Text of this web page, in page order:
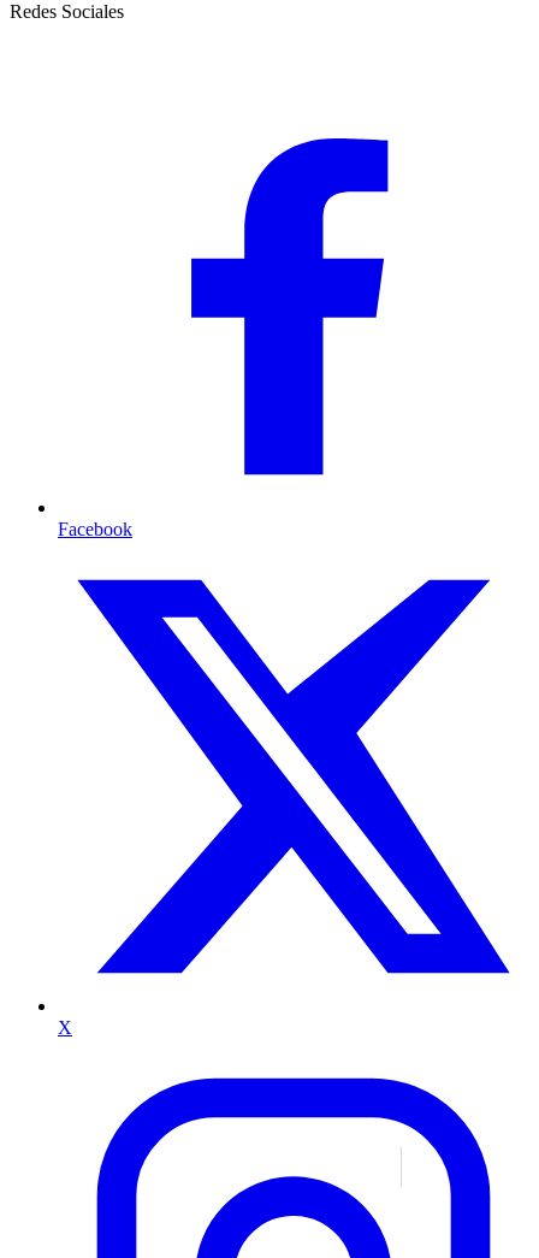
Redes Sociales
Facebook
X